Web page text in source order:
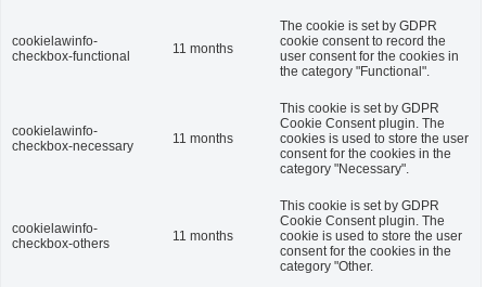
cookielawinfo-
checkbox-functional
11 months
The cookie is set by GDPR
cookie consent to record the
user consent for the cookies in
the category "Functional".
cookielawinfo-
checkbox-necessary
11 months
This cookie is set by GDPR
Cookie Consent plugin. The
cookies is used to store the user
consent for the cookies in the
category "Necessary".
cookielawinfo-
checkbox-others
11 months
This cookie is set by GDPR
Cookie Consent plugin. The
cookie is used to store the user
consent for the cookies in the
category "Other.